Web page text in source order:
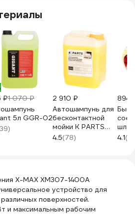
₽1 070 ₽
5л GGR-02
2 910 ₽
Автошампунь для
бесконтактной
мойки K PARTS
SOFT 5 л Karcher
9.605-663
4.5(78)
894
4.1
X-MAX XM307-1400A
устройство для
поверхностей.
и максимальным рабочим